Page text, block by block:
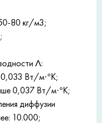
80 кг/м3;
Λ:
Вт/м·°К;
0,037 Вт/м·°К;
диффузии
10.000;